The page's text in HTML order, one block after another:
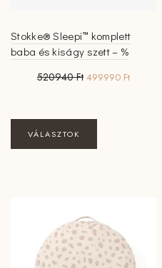
Stokke® Sleepi™ komplett
baba és kiságy szett – %
520940Ft Original
520940 Ft.
499990 FtCurrent
VÁLASZTOK